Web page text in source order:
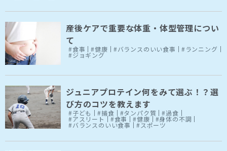
産後ケアで重要な体重・体型管理につい
て
#食事 #健康 #バランスのいい食事 #ランニング
#ジョギング
ジュニアプロテイン何をみて選ぶ！？選
び方のコツを教えます
#子ども #捕食 #タンパク質 #過食
#アスリート #食事 #健康 #身体の不調
#バランスのいい食事 #スポーツ